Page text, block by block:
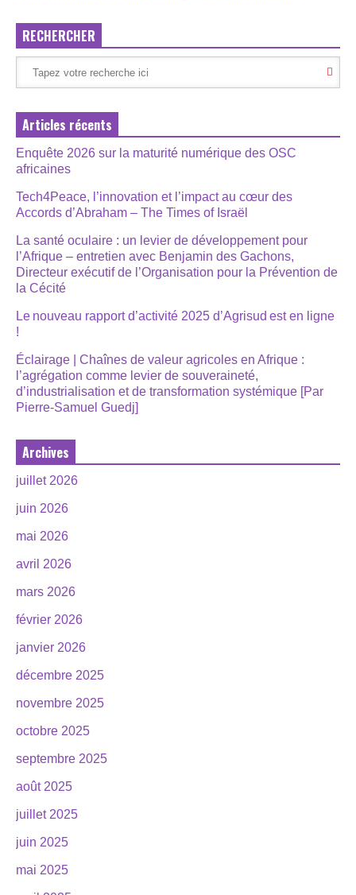
RECHERCHER
Articles récents
Enquête 2026 sur la maturité numérique des OSC
africaines
Tech4Peace, l’innovation et l’impact au cœur des
Accords d’Abraham – The Times of Israël
La santé oculaire : un levier de développement pour
l’Afrique – entretien avec Benjamin des Gachons,
Directeur exécutif de l’Organisation pour la Prévention de
la Cécité
Le nouveau rapport d’activité 2025 d’Agrisud est en ligne
!
Éclairage | Chaînes de valeur agricoles en Afrique :
l’agrégation comme levier de souveraineté,
d’industrialisation et de transformation systémique [Par
Pierre-Samuel Guedj]
Archives
juillet 2026
juin 2026
mai 2026
avril 2026
mars 2026
février 2026
janvier 2026
décembre 2025
novembre 2025
octobre 2025
septembre 2025
août 2025
juillet 2025
juin 2025
mai 2025